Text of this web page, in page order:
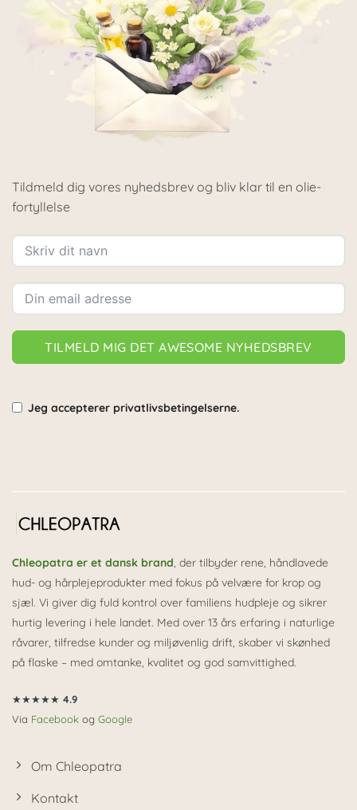
Tildmeld dig vores nyhedsbrev og bliv klar til en olie-
fortyllelse
TILMELD MIG DET AWESOME NYHEDSBREV
Jeg accepterer privatlivsbetingelserne.
Chleopatra er et dansk brand , der tilbyder rene, håndlavede
hud- og hårplejeprodukter med fokus på velvære for krop og
sjæl. Vi giver dig fuld kontrol over familiens hudpleje og sikrer
hurtig levering i hele landet. Med over 13 års erfaring i naturlige
råvarer, tilfredse kunder og miljøvenlig drift, skaber vi skønhed
på flaske – med omtanke, kvalitet og god samvittighed.
★★★★★ 4.9
Via Facebook og Google
Om Chleopatra
Kontakt